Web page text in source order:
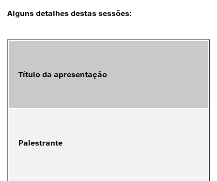
Alguns detalhes destas sessões:
Título da apresentação
Palestrante